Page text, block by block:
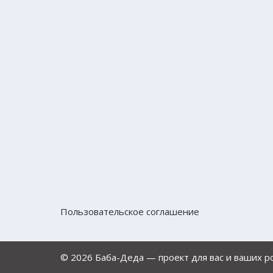
Пользовательское соглашение
© 2026 Баба-Деда — проект для вас и ваших